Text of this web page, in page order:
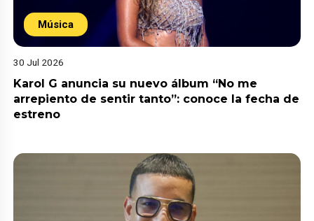
Música
30 Jul 2026
Karol G anuncia su nuevo álbum “No me
arrepiento de sentir tanto”: conoce la fecha de
estreno